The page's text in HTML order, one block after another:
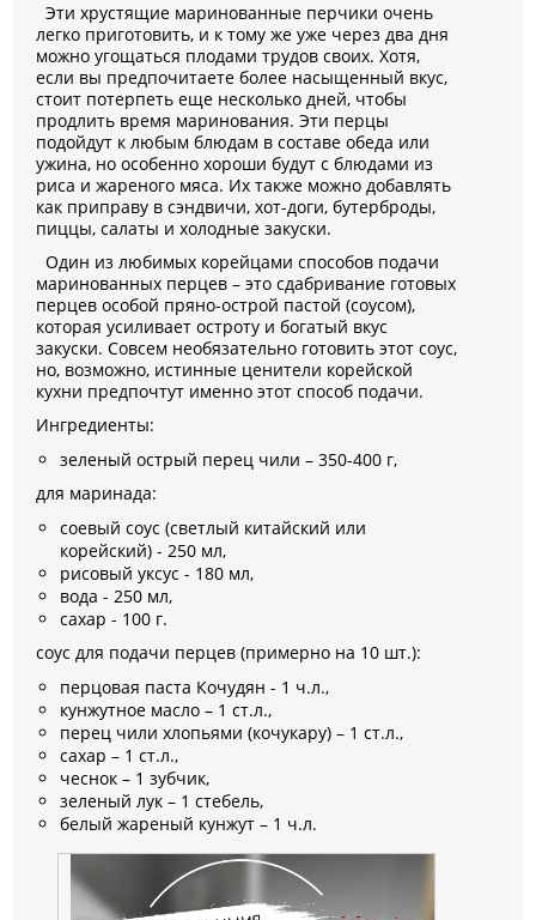
Эти хрустящие маринованные перчики очень
легко приготовить, и к тому же уже через два дня
можно угощаться плодами трудов своих. Хотя,
если вы предпочитаете более насыщенный вкус,
стоит потерпеть еще несколько дней, чтобы
продлить время маринования. Эти перцы
подойдут к любым блюдам в составе обеда или
ужина, но особенно хороши будут с блюдами из
риса и жареного мяса. Их также можно добавлять
как приправу в сэндвичи, хот-доги, бутерброды,
пиццы, салаты и холодные закуски.
Один из любимых корейцами способов подачи
маринованных перцев – это сдабривание готовых
перцев особой пряно-острой пастой (соусом),
которая усиливает остроту и богатый вкус
закуски. Совсем необязательно готовить этот соус,
но, возможно, истинные ценители корейской
кухни предпочтут именно этот способ подачи.
Ингредиенты:
зеленый острый перец чили – 350-400 г,
для маринада:
соевый соус (светлый китайский или
корейский) - 250 мл,
рисовый уксус - 180 мл,
вода - 250 мл,
сахар - 100 г.
соус для подачи перцев (примерно на 10 шт.):
перцовая паста Кочудян - 1 ч.л.,
кунжутное масло – 1 ст.л.,
перец чили хлопьями (кочукару) – 1 ст.л.,
сахар – 1 ст.л.,
чеснок – 1 зубчик,
зеленый лук – 1 стебель,
белый жареный кунжут – 1 ч.л.